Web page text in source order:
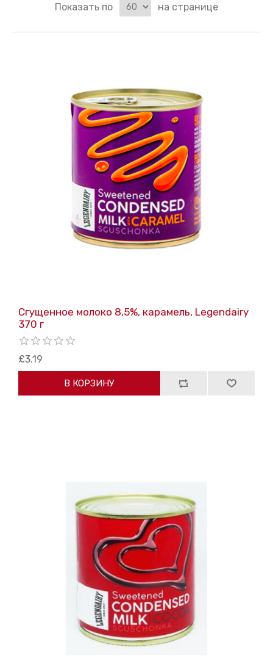
Показать по на странице
Сгущенное молоко 8,5%, карамель, Legendairy
370 г
£3.19
В КОРЗИНУ